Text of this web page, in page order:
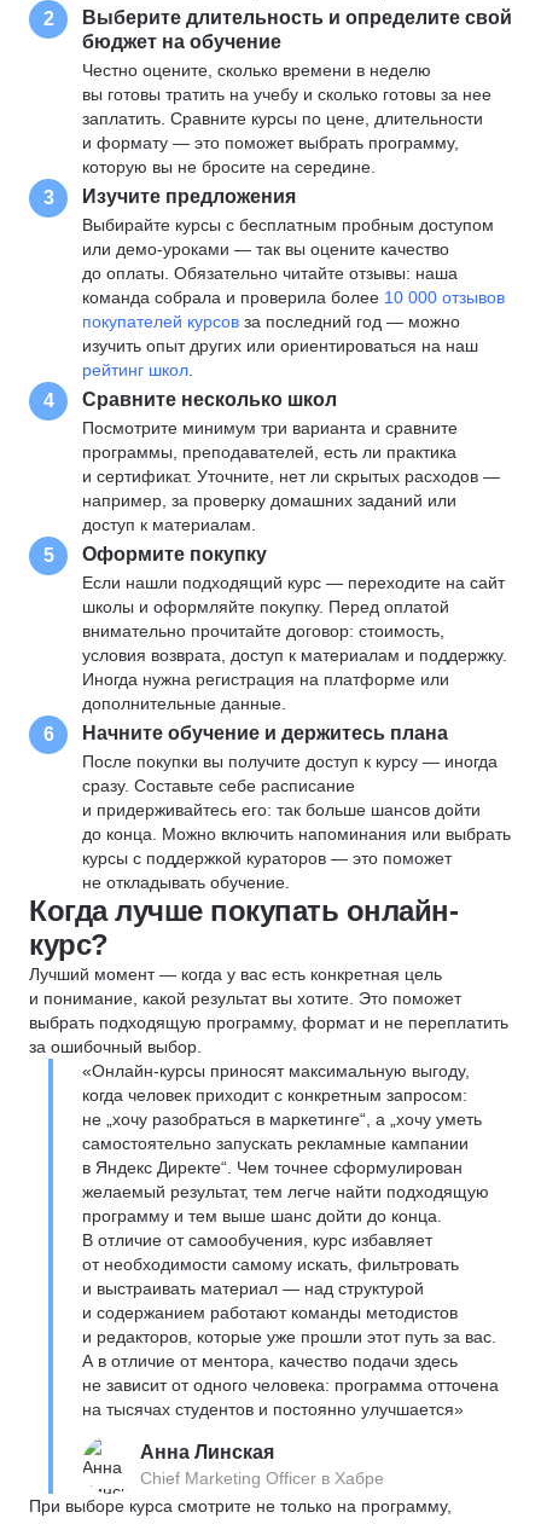
2
Выберите длительность и определите свой
бюджет на обучение
Честно оцените, сколько времени в неделю
вы готовы тратить на учебу и сколько готовы за нее
заплатить. Сравните курсы по цене, длительности
и формату — это поможет выбрать программу,
которую вы не бросите на середине.
3 Изучите предложения
Выбирайте курсы с бесплатным пробным доступом
или демо-уроками — так вы оцените качество
до оплаты. Обязательно читайте отзывы: наша
команда собрала и проверила более 10 000 отзывов
покупателей курсов за последний год — можно
изучить опыт других или ориентироваться на наш
рейтинг школ
4 Сравните несколько школ
Посмотрите минимум три варианта и сравните
программы, преподавателей, есть ли практика
и сертификат. Уточните, нет ли скрытых расходов —
например, за проверку домашних заданий или
доступ к материалам.
5 Оформите покупку
Если нашли подходящий курс — переходите на сайт
школы и оформляйте покупку. Перед оплатой
внимательно прочитайте договор: стоимость,
условия возврата, доступ к материалам и поддержку.
Иногда нужна регистрация на платформе или
дополнительные данные.
6 Начните обучение и держитесь плана
После покупки вы получите доступ к курсу — иногда
сразу. Составьте себе расписание
и придерживайтесь его: так больше шансов дойти
до конца. Можно включить напоминания или выбрать
курсы с поддержкой кураторов — это поможет
не откладывать обучение.
Когда лучше покупать онлайн-
курс?
Лучший момент — когда у вас есть конкретная цель
и понимание, какой результат вы хотите. Это поможет
выбрать подходящую программу, формат и не переплатить
за ошибочный выбор.
«Онлайн-курсы приносят максимальную выгоду,
когда человек приходит с конкретным запросом:
не „хочу разобраться в маркетинге“, а „хочу уметь
самостоятельно запускать рекламные кампании
в Яндекс Директе“. Чем точнее сформулирован
желаемый результат, тем легче найти подходящую
программу и тем выше шанс дойти до конца.
В отличие от самообучения, курс избавляет
от необходимости самому искать, фильтровать
и выстраивать материал — над структурой
и содержанием работают команды методистов
и редакторов, которые уже прошли этот путь за вас.
А в отличие от ментора, качество подачи здесь
не зависит от одного человека: программа отточена
на тысячах студентов и постоянно улучшается»
Анна Линская
Chief Marketing Officer в Хабре
При выборе курса смотрите не только на программу,